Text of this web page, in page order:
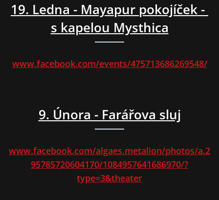
19. Ledna - Mayapur pokojíček -
s kapelou Mysthica
www.facebook.com/events/475713686269548/
9. Února - Farářova sluj
www.facebook.com/algaes.metalion/photos/a.2
95785720604170/1084957641686970/?
type=3&theater